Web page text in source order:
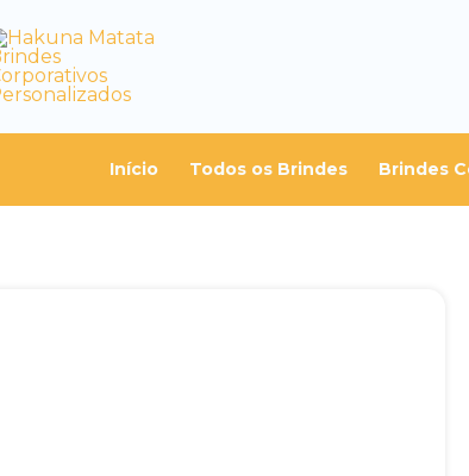
Início Todos os Brindes Brindes